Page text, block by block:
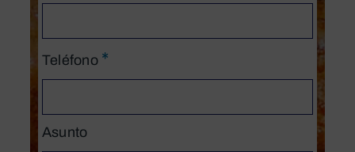
Teléfono *
Asunto